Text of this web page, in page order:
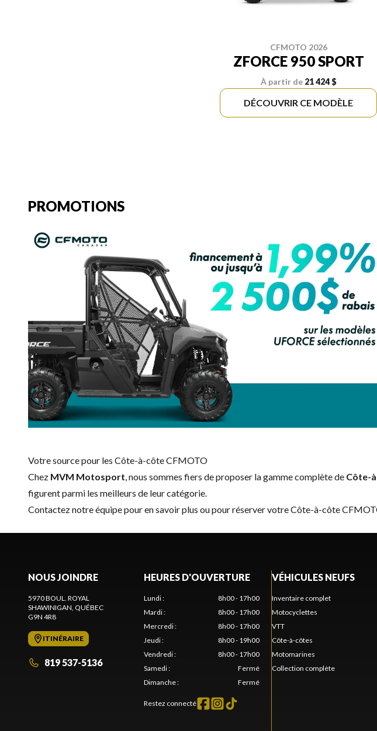
CFMOTO 2026
ZFORCE 950 SPORT
À partir de 21 424 $
DÉCOUVRIR CE MODÈLE
PROMOTIONS
Votre source pour les Côte-à-côte CFMOTO
Chez MVM Motosport, nous sommes fiers de proposer la gamme complète de Côte-
figurent parmi les meilleurs de leur catégorie.
Contactez notre équipepour en savoir plus ou pour réserver votre Côte-à-côte
NOUS JOINDRE
5970 BOUL. ROYAL
SHAWINIGAN, QUÉBEC
G9N 4R8
ITINÉRAIRE
819 537-5136
HEURES D'OUVERTURE
Lundi:
8h00 - 17h00
Mardi:
8h00 - 17h00
Mercredi:
8h00 - 17h00
Jeudi:
8h00 - 19h00
Vendredi:
8h00 - 17h00
Samedi:
Fermé
Dimanche: Fermé
Restez connecté
VÉHICULES NEUFS
Inventaire complet
Motocyclettes
VTT
Côte-à-côtes
Motomarines
Collection complète